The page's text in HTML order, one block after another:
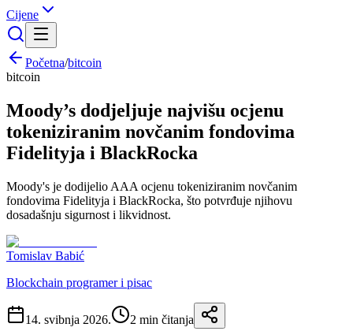
Cijene
Početna/bitcoin
bitcoin
Moody’s dodjeljuje najvišu ocjenu
tokeniziranim novčanim fondovima
Fidelityja i BlackRocka
Moody's je dodijelio AAA ocjenu tokeniziranim novčanim
fondovima Fidelityja i BlackRocka, što potvrđuje njihovu
dosadašnju sigurnost i likvidnost.
Tomislav Babić
Blockchain programer i pisac
14. svibnja 2026. 2 min čitanja